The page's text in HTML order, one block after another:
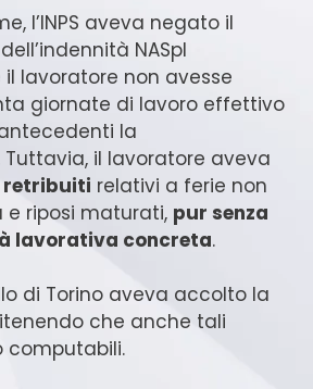
l’INPS aveva negato il
NASpI
lavoratore non avesse
giornate di lavoro effettivo
la
Tuttavia, il lavoratore aveva
retribuiti relativi a ferie non
riposi maturati, pur senza
lavorativa concreta.
di Torino aveva accolto la
che anche tali
computabili.